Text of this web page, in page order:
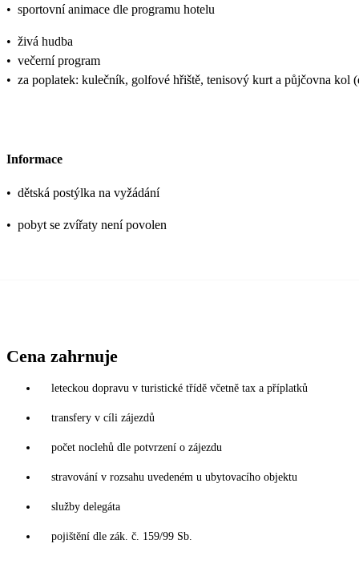
• sportovní animace dle programu hotelu
• živá hudba
• večerní program
• za poplatek: kulečník, golfové hřiště, tenisový kurt a půjčovna kol
Informace
• dětská postýlka na vyžádání
• pobyt se zvířaty není povolen
Cena zahrnuje
leteckou dopravu v turistické třídě včetně tax a příplatků
transfery v cíli zájezdů
počet noclehů dle potvrzení o zájezdu
stravování v rozsahu uvedeném u ubytovacího objektu
služby delegáta
pojištění dle zák. č. 159/99 Sb.